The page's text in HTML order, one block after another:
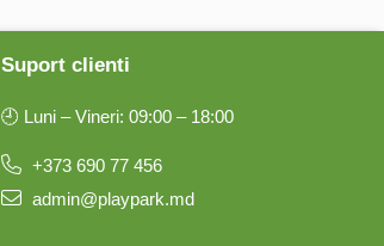
Suport clienti
🕘 Luni – Vineri: 09:00 – 18:00
+373 690 77 456
admin@playpark.md